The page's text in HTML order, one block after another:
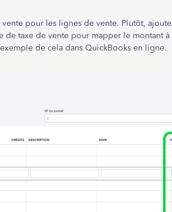
pour les lignes de vente. Plutôt,
de taxe de vente pour mapper le montant
de cela dans QuickBooks en ligne.